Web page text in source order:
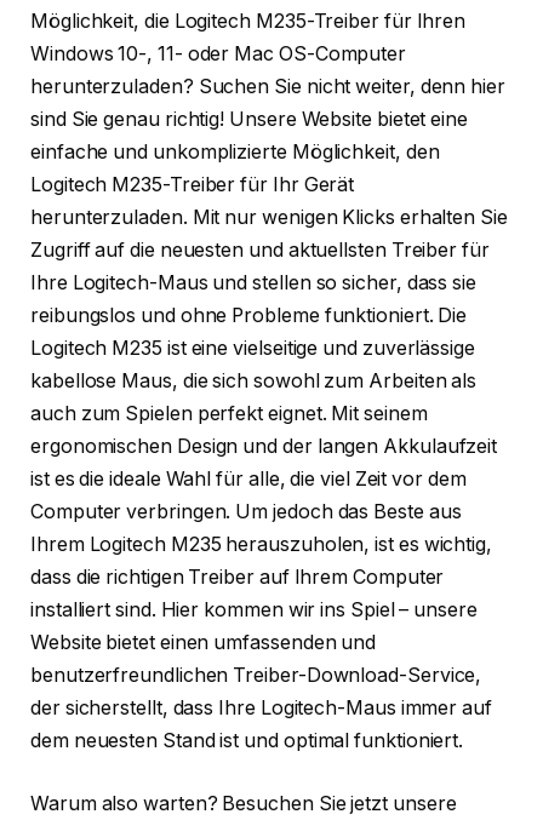
Möglichkeit, die Logitech M235-Treiber für Ihren
Windows 10-, 11- oder Mac OS-Computer
herunterzuladen? Suchen Sie nicht weiter, denn hier
sind Sie genau richtig! Unsere Website bietet eine
einfache und unkomplizierte Möglichkeit, den
Logitech M235-Treiber für Ihr Gerät
herunterzuladen. Mit nur wenigen Klicks erhalten Sie
Zugriff auf die neuesten und aktuellsten Treiber für
Ihre Logitech-Maus und stellen so sicher, dass sie
reibungslos und ohne Probleme funktioniert. Die
Logitech M235 ist eine vielseitige und zuverlässige
kabellose Maus, die sich sowohl zum Arbeiten als
auch zum Spielen perfekt eignet. Mit seinem
ergonomischen Design und der langen Akkulaufzeit
ist es die ideale Wahl für alle, die viel Zeit vor dem
Computer verbringen. Um jedoch das Beste aus
Ihrem Logitech M235 herauszuholen, ist es wichtig,
dass die richtigen Treiber auf Ihrem Computer
installiert sind. Hier kommen wir ins Spiel – unsere
Website bietet einen umfassenden und
benutzerfreundlichen Treiber-Download-Service,
der sicherstellt, dass Ihre Logitech-Maus immer auf
dem neuesten Stand ist und optimal funktioniert.
Warum also warten? Besuchen Sie jetzt unsere